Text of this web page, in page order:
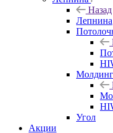
Назад
Лепнина
Молдинг
Угол
Акции